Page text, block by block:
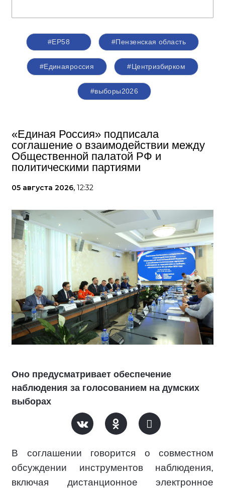
#ЕР58 #Пензенская область
#Единаяроссия #Центризбирком
#выборы2026
«Единая Россия» подписала
соглашение о взаимодействии между
Общественной палатой РФ и
политическими партиями
05 августа 2026, 12:32
Оно предусматривает обеспечение
наблюдения за голосованием на думских
выборах
В соглашении говорится о совместном
обсуждении инструментов наблюдения,
включая дистанционное электронное